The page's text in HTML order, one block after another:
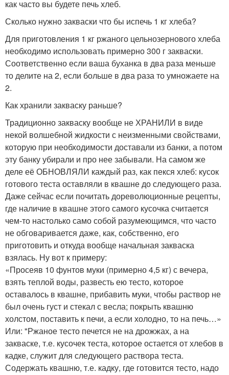
как часто вы будете печь хлеб.
Сколько нужно закваски что бы испечь 1 кг хлеба?
Для приготовления 1 кг ржаного цельнозернового хлеба
необходимо использовать примерно 300 г закваски.
Соответственно если ваша буханка в два раза меньше
то делите на 2, если больше в два раза то умножаете на
2.
Как хранили закваску раньше?
Традиционно закваску вообще не ХРАНИЛИ в виде
некой волшебной жидкости с неизменными свойствами,
которую при необходимости доставали из банки, а потом
эту банку убирали и про нее забывали. На самом же
деле её ОБНОВЛЯЛИ каждый раз, как пекся хлеб: кусок
готового теста оставляли в квашне до следующего раза.
Даже сейчас если почитать дореволюционные рецепты,
где наличие в квашне этого самого кусочка считается
чем-то настолько само собой разумеющимся, что часто
не обговаривается даже, как, собственно, его
приготовить и откуда вообще начальная закваска
взялась. Ну вот к примеру:
«Просеяв 10 фунтов муки (примерно 4,5 кг) с вечера,
взять теплой воды, развесть ею тесто, которое
оставалось в квашне, прибавить муки, чтобы раствор не
был очень густ и стекал с весла; покрыть квашню
холстом, поставить к печи, а если холодно, то на печь…»
Или: "Ржаное тесто печется не на дрожжах, а на
закваске, т.е. кусочек теста, которое остается от хлебов в
кадке, служит для следующего раствора теста.
Содержать квашню, т.е. кадку, где готовится тесто, надо